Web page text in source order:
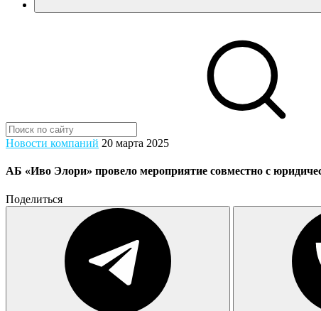
Новости компаний 20 марта 2025
АБ «Иво Элори» провело мероприятие совместно с
Поделиться